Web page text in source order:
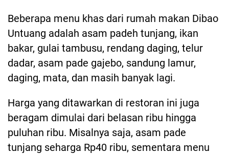
Beberapa menu khas dari rumah makan Dibao
Untuang adalah asam padeh tunjang, ikan
bakar, gulai tambusu, rendang daging, telur
dadar, asam pade gajebo, sandung lamur,
daging, mata, dan masih banyak lagi.
Harga yang ditawarkan di restoran ini juga
beragam dimulai dari belasan ribu hingga
puluhan ribu. Misalnya saja, asam pade
tunjang seharga Rp40 ribu, sementara menu